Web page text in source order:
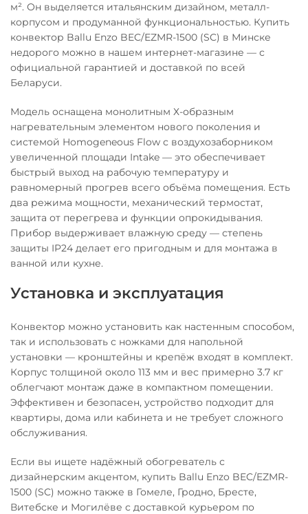
м². Он выделяется итальянским дизайном, металл­
корпусом и продуманной функциональностью. Купить
конвектор Ballu Enzo BEC/EZMR-1500 (SC) в Минске
недорого можно в нашем интернет-магазине — с
официальной гарантией и доставкой по всей
Беларуси.
Модель оснащена монолитным Х-образным
нагревательным элементом нового поколения и
системой Homogeneous Flow с воздухозаборником
увеличенной площади Intake — это обеспечивает
быстрый выход на рабочую температуру и
равномерный прогрев всего объёма помещения. Есть
два режима мощности, механический термостат,
защита от перегрева и функции опрокидывания.
Прибор выдерживает влажную среду — степень
защиты IP24 делает его пригодным и для монтажа в
ванной или кухне.
Установка и эксплуатация
Конвектор можно установить как настенным способом,
так и использовать с ножками для напольной
установки — кронштейны и крепёж входят в комплект.
Корпус толщиной около 113 мм и вес примерно 3.7 кг
облегчают монтаж даже в компактном помещении.
Эффективен и безопасен, устройство подходит для
квартиры, дома или кабинета и не требует сложного
обслуживания.
Если вы ищете надёжный обогреватель с
дизайнерским акцентом, купить Ballu Enzo BEC/EZMR-
1500 (SC) можно также в Гомеле, Гродно, Бресте,
Витебске и Могилёве с доставкой курьером по